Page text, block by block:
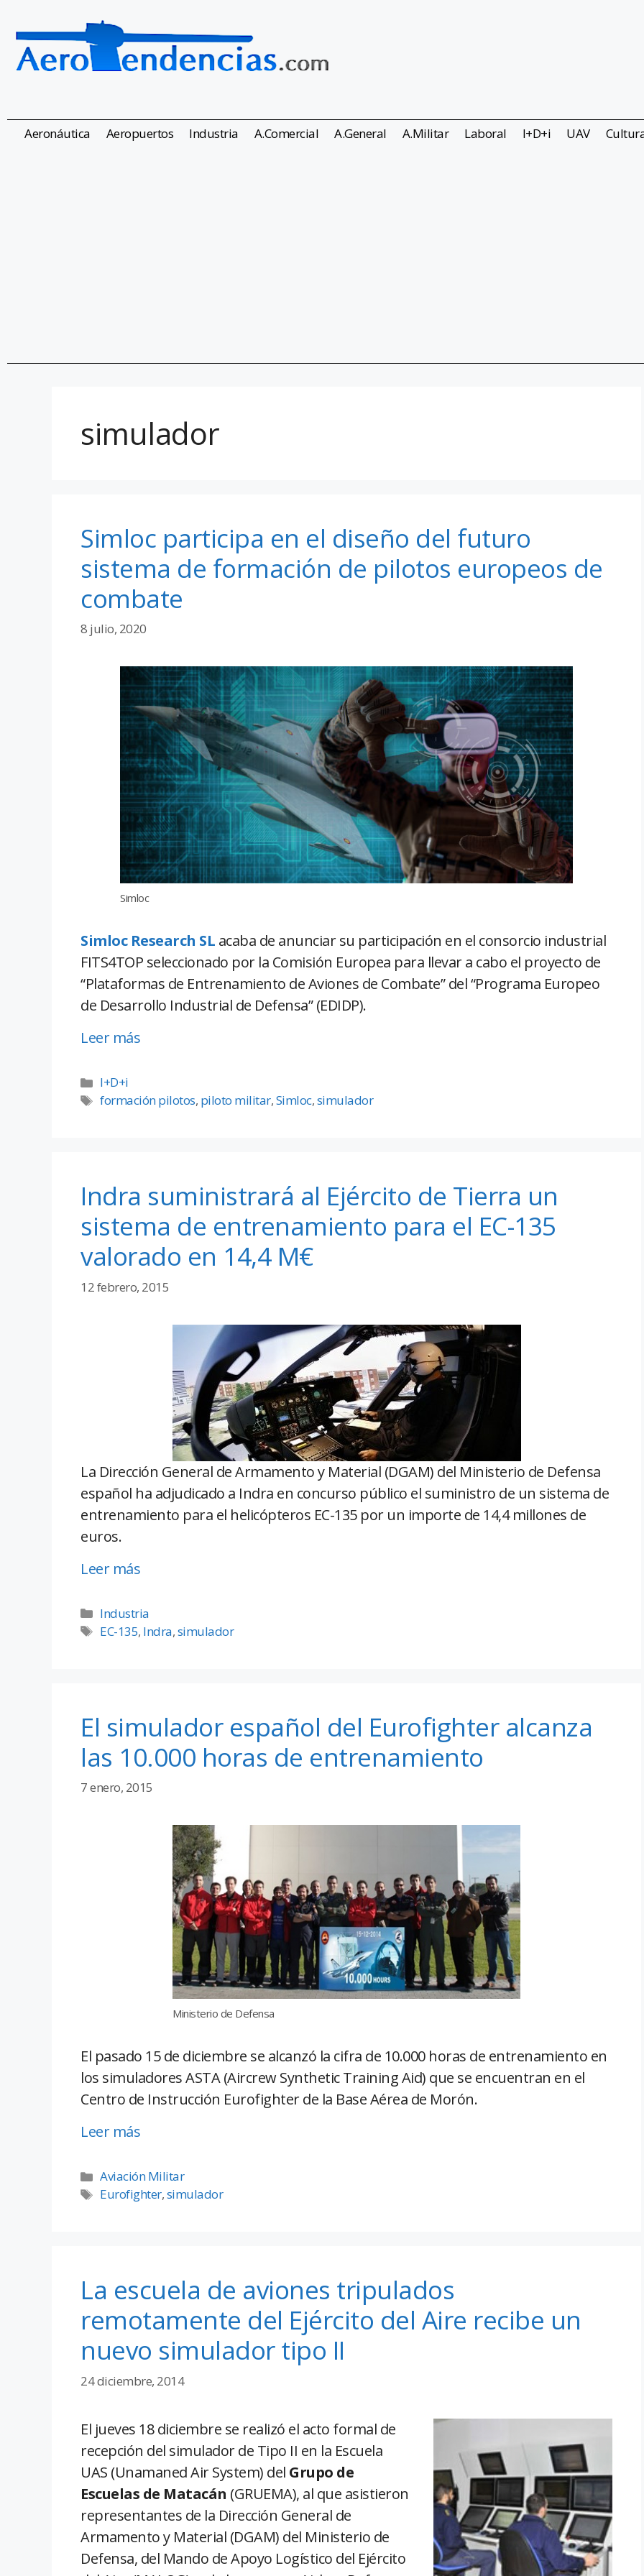
Aeronáutica Aeropuertos Industria A.Comercial A.General A.Militar Laboral I+D+i UAV
simulador
Simloc participa en el diseño del futuro
sistema de formación de pilotos europeos de
combate
8 julio, 2020
Simloc
Simloc Research SL acaba de anunciar su participación en el consorcio industrial
FITS4TOP seleccionado por la Comisión Europea para llevar a cabo el proyecto de
“Plataformas de Entrenamiento de Aviones de Combate” del “Programa Europeo
de Desarrollo Industrial de Defensa” (EDIDP).
Leer más
I+D+i
formación pilotos, piloto militar,Simloc,simulador
Indra suministrará al Ejército de Tierra un
sistema de entrenamiento para el EC-135
valorado en 14,4 M€
12 febrero, 2015
La Dirección General de Armamento y Material (DGAM) del Ministerio de Defensa
español ha adjudicado a Indra en concurso público el suministro de un sistema de
entrenamiento para el helicópteros EC-135 por un importe de 14,4 millones de
euros.
Leer más
Industria
EC-135, Indra,simulador
El simulador español del Eurofighter alcanza
las 10.000 horas de entrenamiento
7 enero, 2015
Ministerio de Defensa
El pasado 15 de diciembre se alcanzó la cifra de 10.000 horas de entrenamiento en
los simuladores ASTA (Aircrew Synthetic Training Aid) que se encuentran en el
Centro de Instrucción Eurofighter de la Base Aérea de Morón.
Leer más
Aviación Militar
Eurofighter,simulador
La escuela de aviones tripulados
remotamente del Ejército del Aire recibe un
nuevo simulador tipo II
24 diciembre, 2014
El jueves 18 diciembre se realizó el acto formal de
recepción del simulador de Tipo II en la Escuela
UAS (Unamaned Air System) del Grupo de
Escuelas de Matacán (GRUEMA), al que asistieron
representantes de la Dirección General de
Armamento y Material (DGAM) del Ministerio de
Defensa, del Mando de Apoyo Logístico del Ejército